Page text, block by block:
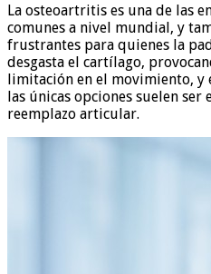
La osteoartritis es una de las
comunes a nivel mundial, y
frustrantes para quienes la
desgasta el cartílago,
limitación en el movimiento, y
las únicas opciones suelen
reemplazo articular.